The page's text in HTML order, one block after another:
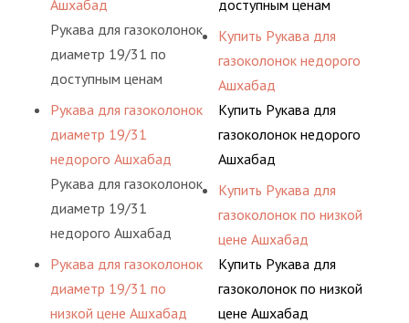
Ашхабад
Рукава для газоколонок
диаметр 19/31 по
доступным ценам
Ашхабад
Рукава для газоколонок
диаметр 19/31
недорого Ашхабад
Рукава для газоколонок
диаметр 19/31
недорого Ашхабад
Рукава для газоколонок
диаметр 19/31 по
низкой цене Ашхабад
доступным ценам
Ашхабад
Купить Рукава для
газоколонок недорого
Ашхабад
Купить Рукава для
газоколонок недорого
Ашхабад
Купить Рукава для
газоколонок по низкой
цене Ашхабад
Купить Рукава для
газоколонок по низкой
цене Ашхабад